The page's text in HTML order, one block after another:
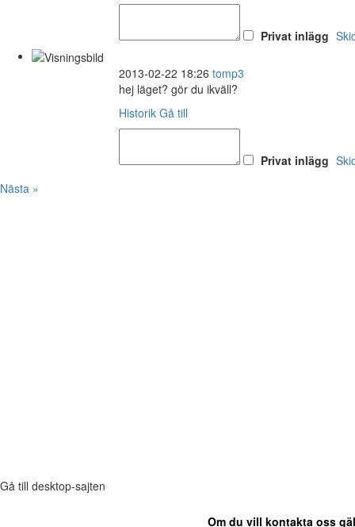
Privat inlägg
2013-02-22 18:26 tomp3
hej läget? gör du ikväll?
Historik Gå till
Privat inlägg
Nästa »
Gå till desktop-sajten
Om du vill kontakta oss